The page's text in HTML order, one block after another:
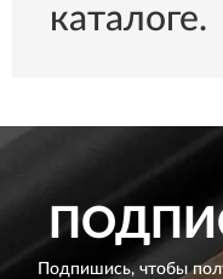
каталоге.
Подпишись, чтобы